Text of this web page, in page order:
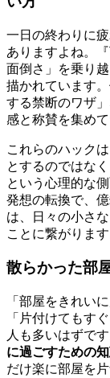
一日の終わりに
ありますよね。
面倒さ」を乗り
描かれています
する禁断のワザ
感と称賛を集めて
これらのハックは
とするのではなく
という心理的な
発想の転換で、
は、日々の小さ
ことに繋がります
散らかった部
「部屋をきれい
「片付けてもす
人も多いはずで
に過ごすための
だけ楽に部屋を